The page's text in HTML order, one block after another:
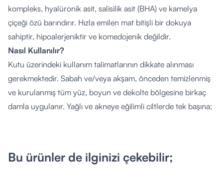
kompleks, hyalüronik asit, salisilik asit (BHA) ve kamelya
çiçeği özü barındırır. Hızla emilen mat bitişli bir dokuya
sahiptir, hipoalerjeniktir ve komedojenik değildir.
Nasıl Kullanılır?
Kutu üzerindeki kullanım talimatlarının dikkate alınması
gerekmektedir. Sabah ve/veya akşam, önceden temizlenmiş
ve kurulanmış tüm yüz, boyun ve dekolte bölgesine birkaç
damla uygulanır. Yağlı ve akneye eğilimli ciltlerde tek başına;
Sivilce, siyah nokta, genişlemiş gözenek ve akne izlerinin yanı
Bu ürünler de ilginizi çekebilir;